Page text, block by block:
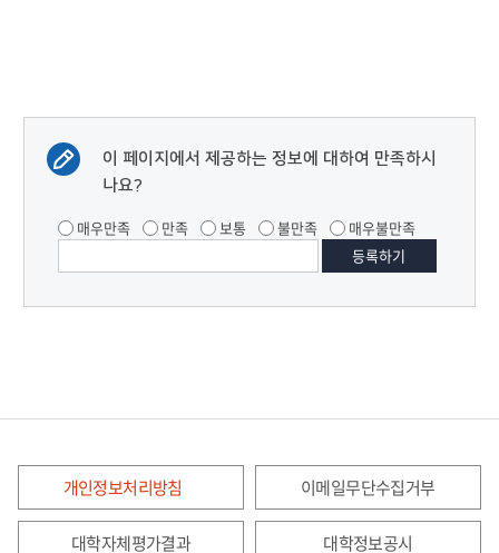
이 페이지에서 제공하는 정보에 대하여 만족하시
나요?
매우만족 만족 보통 불만족 매우불만족
개인정보처리방침 이메일무단수집거부
대학자체평가결과 대학정보공시